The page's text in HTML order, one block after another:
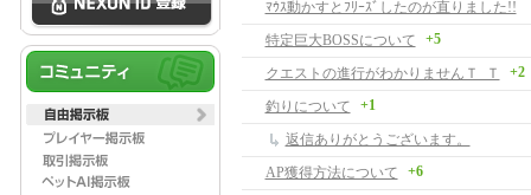
ﾏｳｽ動かすとﾌﾘｰｽﾞしたのが直りました!!
特定巨大BOSSについて
+5
クエストの進行がわかりませんＴ_Ｔ +2
釣りについて +1
返信ありがとうございます。
AP獲得方法について
+6